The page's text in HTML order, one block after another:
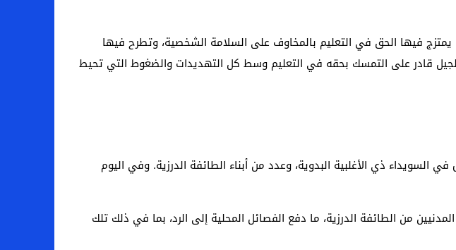
يمتزج فيها الحق في التعليم بالمخاوف على السلامة الشخصية، وتطرح فيها
الجيل قادر على التمسك بحقه في التعليم وسط كل التهديدات والضغوط التي تحيط
أهالي حي المقوص في السويداء ذي الأغلبية البدوية، وعدد من أبناء الطائفة الدرزية. وفي اليوم
المدنيين من الطائفة الدرزية، ما دفع الفصائل المحلية إلى الرد، بما في ذلك تلك